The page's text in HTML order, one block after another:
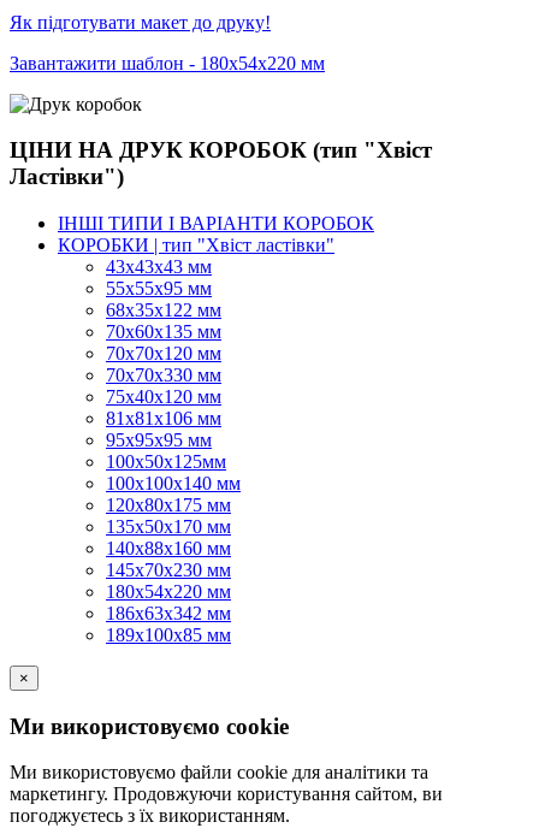
Як підготувати макет до друку!
Завантажити шаблон - 180х54х220 мм
ЦІНИ НА ДРУК КОРОБОК (тип "Хвіст
Ластівки")
ІНШІ ТИПИ І ВАРІАНТИ КОРОБОК
КОРОБКИ | тип "Хвіст ластівки"
43х43х43 мм
55х55х95 мм
68х35х122 мм
70х60х135 мм
70х70х120 мм
70х70х330 мм
75х40х120 мм
81х81х106 мм
95х95х95 мм
100х50х125мм
100х100х140 мм
120х80х175 мм
135х50х170 мм
140х88х160 мм
145х70х230 мм
180х54х220 мм
186х63х342 мм
189х100х85 мм
×
Ми використовуємо cookie
Ми використовуємо файли cookie для аналітики та
маркетингу. Продовжуючи користування сайтом, ви
погоджуєтесь з їх використанням.